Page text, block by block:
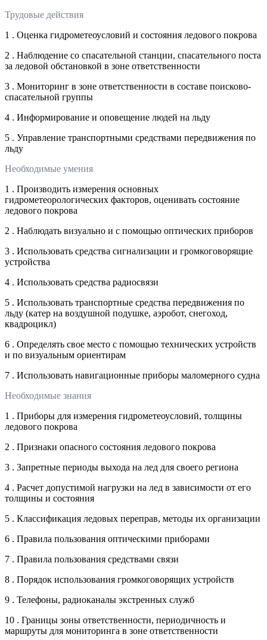
Трудовые действия
1 . Оценка гидрометеоусловий и состояния ледового покрова
2 . Наблюдение со спасательной станции, спасательного поста
за ледовой обстановкой в зоне ответственности
3 . Мониторинг в зоне ответственности в составе поисково-
спасательной группы
4 . Информирование и оповещение людей на льду
5 . Управление транспортными средствами передвижения по
льду
Необходимые умения
1 . Производить измерения основных
гидрометеорологических факторов, оценивать состояние
ледового покрова
2 . Наблюдать визуально и с помощью оптических приборов
3 . Использовать средства сигнализации и громкоговорящие
устройства
4 . Использовать средства радиосвязи
5 . Использовать транспортные средства передвижения по
льду (катер на воздушной подушке, аэробот, снегоход,
квадроцикл)
6 . Определять свое место с помощью технических устройств
и по визуальным ориентирам
7 . Использовать навигационные приборы маломерного судна
Необходимые знания
1 . Приборы для измерения гидрометеоусловий, толщины
ледового покрова
2 . Признаки опасного состояния ледового покрова
3 . Запретные периоды выхода на лед для своего региона
4 . Расчет допустимой нагрузки на лед в зависимости от его
толщины и состояния
5 . Классификация ледовых переправ, методы их организации
6 . Правила пользования оптическими приборами
7 . Правила пользования средствами связи
8 . Порядок использования громкоговорящих устройств
9 . Телефоны, радиоканалы экстренных служб
10 . Границы зоны ответственности, периодичность и
маршруты для мониторинга в зоне ответственности